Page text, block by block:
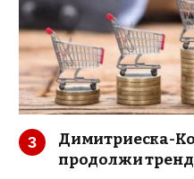
Димитриеска-
продолжи